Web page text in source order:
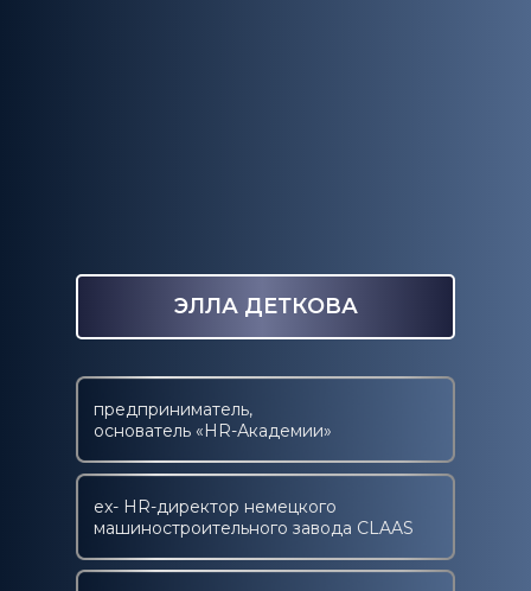
предприниматель,
основатель «HR-Академии»
ex- HR-директор немецкого
машиностроительного завода CLAAS
ЭЛЛА ДЕТКОВА